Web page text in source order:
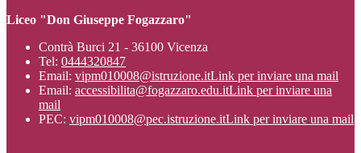
Liceo "Don Giuseppe Fogazzaro"
Contrà Burci 21 - 36100 Vicenza
Tel: 0444320847
Email: vipm010008@istruzione.itLink per inviare una mail
Email: accessibilita@fogazzaro.edu.itLink per inviare una
mail
PEC: vipm010008@pec.istruzione.itLink per inviare una mail